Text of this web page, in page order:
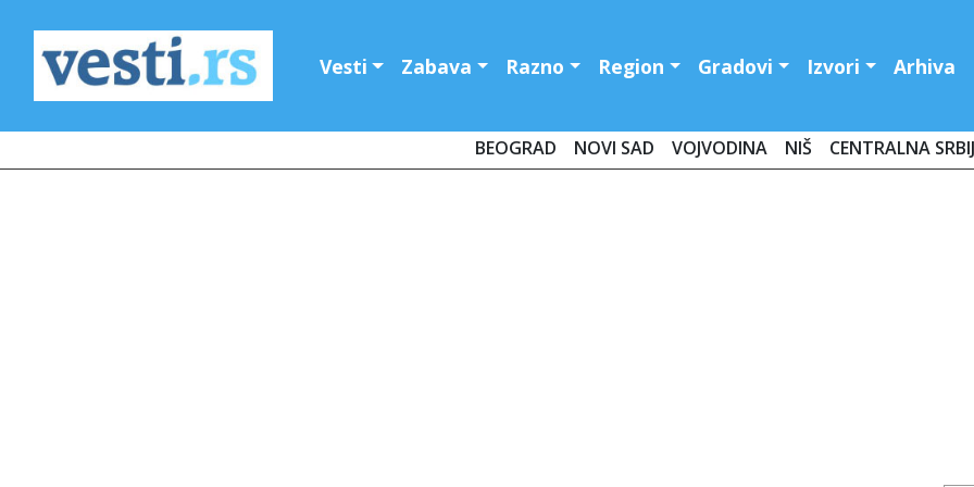
Vesti Zabava Razno Region Gradovi Izvori Arhiva
BEOGRAD NOVI SAD VOJVODINA NIŠ CENTRALNA